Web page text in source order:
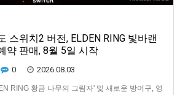
스위치2 버전, ELDEN RING 빛바랜
약 판매, 8월 5일 시작
0 2026.08.03
RING 황금 나무의 그림자' 및 새로운 방어구, 영